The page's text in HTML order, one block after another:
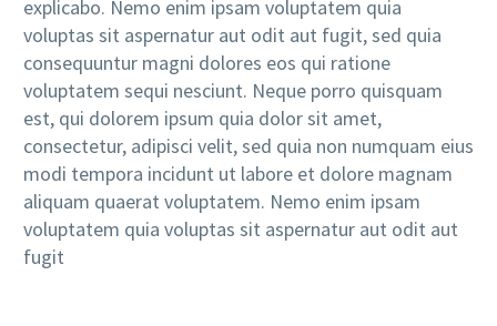
explicabo. Nemo enim ipsam voluptatem quia
voluptas sit aspernatur aut odit aut fugit, sed quia
consequuntur magni dolores eos qui ratione
voluptatem sequi nesciunt. Neque porro quisquam
est, qui dolorem ipsum quia dolor sit amet,
consectetur, adipisci velit, sed quia non numquam eius
modi tempora incidunt ut labore et dolore magnam
aliquam quaerat voluptatem. Nemo enim ipsam
voluptatem quia voluptas sit aspernatur aut odit aut
fugit